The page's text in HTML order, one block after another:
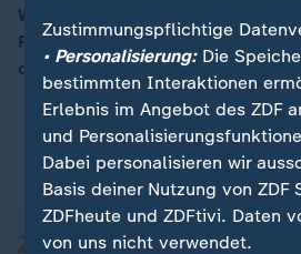
Watzke sind auch künftig in den
Fußball-Gremien vertreten.
der Euro League.
Zustimmungspflichtige
• Personalisierung:Die
bestimmten Interaktionen
Erlebnis im Angebot des ZDF
und
Dabei personalisieren wir
Basis deiner Nutzung von ZDF
ZDFheute und ZDFtivi. Daten
von uns nicht verwendet.